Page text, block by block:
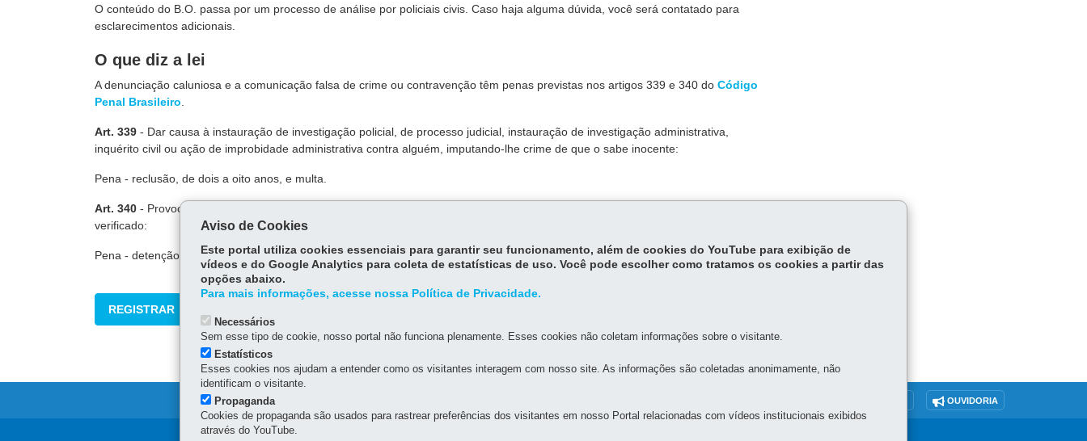
O conteúdo do B.O. passa por um processo de análise por policiais civis. Caso haja alguma dúvida, você será contatado para
esclarecimentos adicionais.
O que diz a lei
A denunciação caluniosa e a comunicação falsa de crime ou contravenção têm penas previstas nos artigos 339 e 340 do Código
Penal Brasileiro
Art. 339 - Dar causa à instauração de investigação policial, de processo judicial, instauração de investigação administrativa,
inquérito civil ou ação de improbidade administrativa contra alguém, imputando-lhe crime de que o sabe inocente:
Pena - reclusão, de dois a oito anos, e multa.
Art. 340 - Provocar a ação de autoridade, comunicando-lhe a ocorrência de crime ou de contravenção que sabe não se ter
verificado:
Pena - detenção, de um a seis meses, ou multa.
REGISTRAR
OUVIDORIA
Aviso de Cookies
Este portal utiliza cookies essenciais para garantir seu funcionamento, além de cookies do YouTube para exibição de
vídeos e do Google Analytics para coleta de estatísticas de uso. Você pode escolher como tratamos os cookies a partir das
opções abaixo.
Para mais informações, acesse nossa Política de Privacidade.
Necessários
Sem esse tipo de cookie, nosso portal não funciona plenamente. Esses cookies não coletam informações sobre o visitante.
Estatísticos
Esses cookies nos ajudam a entender como os visitantes interagem com nosso site. As informações são coletadas anonimamente, não
identificam o visitante.
Propaganda
Cookies de propaganda são usados para rastrear preferências dos visitantes em nosso Portal relacionadas com vídeos institucionais exibidos
através do YouTube.